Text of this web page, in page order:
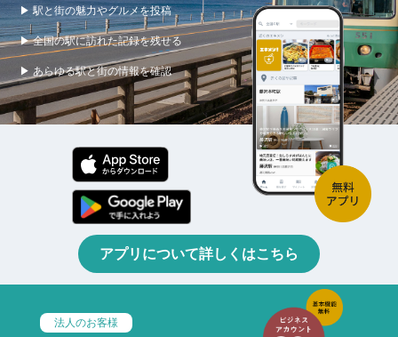
▶ 駅と街の魅力やグルメを投稿
▶ 全国の駅に訪れた記録を残せる
▶ あらゆる駅と街の情報を確認
アプリについて詳しくはこちら
法人のお客様